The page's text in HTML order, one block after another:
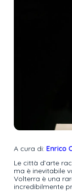
A cura di: Enrico
Le città d’arte
ma è inevitabile
Volterra è una
incredibilmente